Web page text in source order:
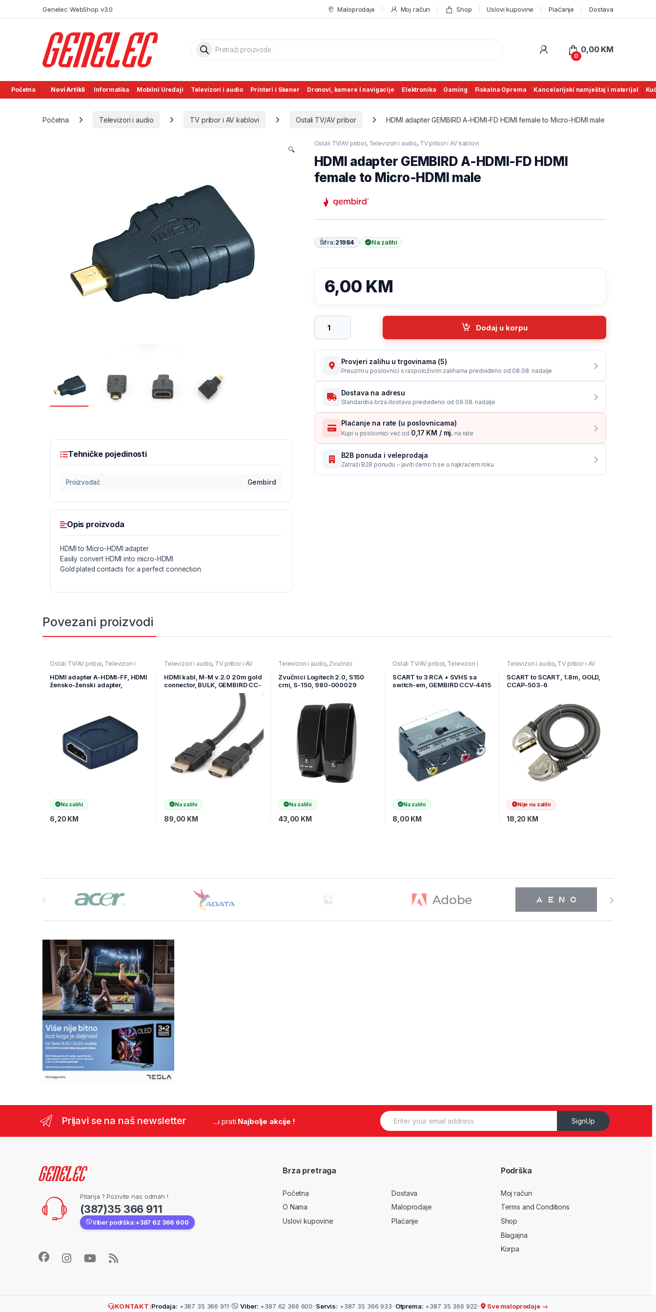
Genelec WebShop v3.0 Maloprodaje Moj račun Shop Uslovi kupovine Plaćanje Dostava
Products search
0
0,00 KM
Početna Novi Artikli Informatika Mobilni Uređaji Televizori i audio Printeri i Skener Dronovi, kamere I navigacije Elektronika Gaming Fiskalna Oprema Kancelarijski namještaj i materijal
Početna Televizori i audio TV pribor i AV kablovi Ostali TV/AV pribor HDMI adapter GEMBIRD A-HDMI-FD HDMI female to Micro-HDMI male
🔍
Ostali TV/AV pribor, Televizori i audio, TV pribor i AV kablovi
HDMI adapter GEMBIRD A-HDMI-FD HDMI
female to Micro-HDMI male
Šifra:21984 Na zalihi
6,00 KM
HDMI adapter GEMBIRD A-HDMI-FD HDMI female to Micro-HDMI male quantity
Dodaj u korpu
Provjeri zalihu u trgovinama (5)
Preuzmi u poslovnici s raspoloživim zalihama predviđeno od 08.08. nadalje
Dostava na adresu
Standardna brza dostava predviđeno od 09.08. nadalje
Plaćanje na rate (u poslovnicama)
Kupi u poslovnici već od 0,17 KM / mj. na rate
B2B ponuda i veleprodaja
Zatraži B2B ponudu – javiti ćemo ti se u najkraćem roku
Tehničke pojedinosti
Proizvođač Gembird
Opis proizvoda
HDMI to Micro-HDMI adapter
Easily convert HDMI into micro-HDMI
Gold plated contacts for a perfect connection
Povezani proizvodi
Ostali TV/AV pribor, Televizori i
TV pribor i AV kablovi
HDMI adapter A-HDMI-FF, HDMI
žensko-ženski adapter,
Na zalihi
6,20 KM
Televizori i audio, TV pribor i AV
Video kablovi
HDMI kabl, M-M v.2.0 20m gold
connector, BULK, GEMBIRD CC-
Na zalihi
89,00 KM
Televizori i audio, Zvučnici
Zvučnici Logitech 2.0, S150
crni, S-150, 980-000029
Na zalihi
43,00 KM
Ostali TV/AV pribor, Televizori i
TV pribor i AV kablovi
SCART to 3 RCA + SVHS sa
switch-em, GEMBIRD CCV-4415
Na zalihi
8,00 KM
Televizori i audio, TV pribor i AV
Video kablovi
SCART to SCART, 1.8m, GOLD,
CCAP-503-6
Nije na zalihi
18,20 KM
Prijavi se na naš newsletter ...i prati Najbolje akcije !
E
m
SignUp
Pitanja ? Pozivite nas odmah !
(387)35 366 911
Viber podrška:+387 62 366 600
Brza pretraga
Početna
O Nama
Uslovi kupovine
Dostava
Maloprodaje
Plaćanje
Podrška
Moj račun
Terms and Conditions
Shop
Blagajna
Korpa
KONTAKT:Prodaja: +387 35 366 911• Viber: +387 62 366 600• Servis: +387 35 366 933• Otprema: +387 35 366 922• Sve maloprodaje →